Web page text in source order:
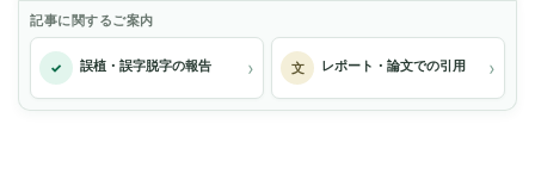
記事に関するご案内
✓ 誤植・誤字脱字の報告 › 文 レポート・論文での引用 ›